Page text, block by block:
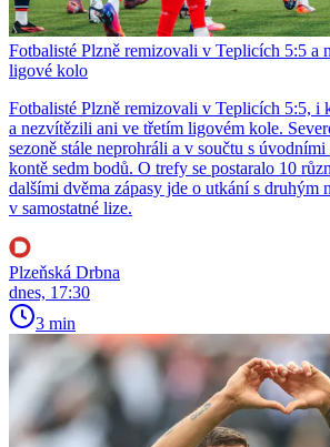
Fotbalisté Plzně remizovali v Teplicích 5:5 a
ligové kolo
Fotbalisté Plzně remizovali v Teplicích 5:5, i
a nezvítězili ani ve třetím ligovém kole.
sezoně stále neprohráli a v součtu s
kontě sedm bodů. O trefy se postaralo 10
dalšími dvěma zápasy jde o utkání s druhým
v samostatné lize.
Plzeňská Drbna
dnes, 17:30
3 min